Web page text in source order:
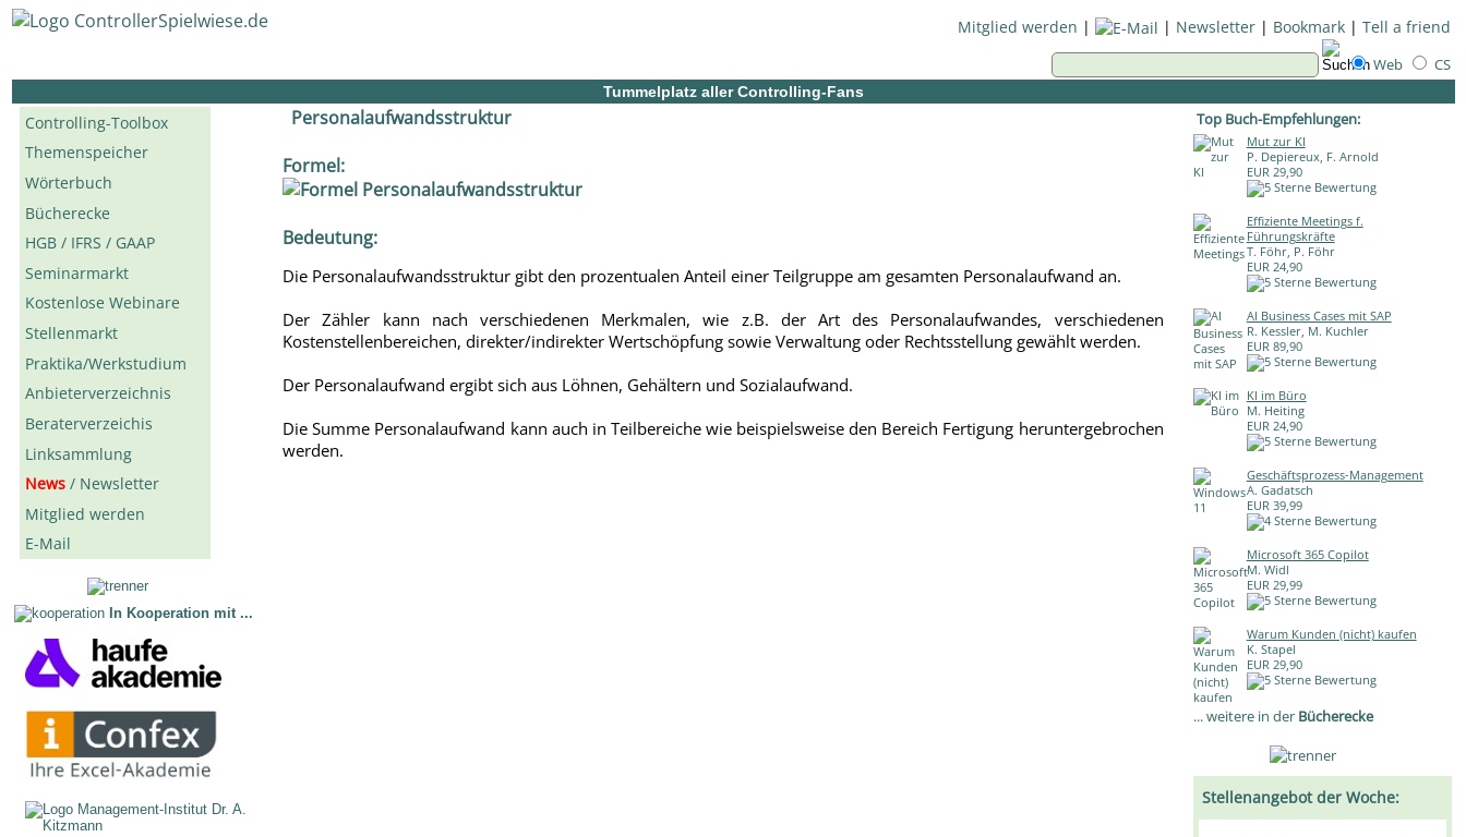
Mitglied werden | | Newsletter| Bookmark | Tell a friend
Web CS
Tummelplatz aller Controlling-Fans
Controlling-Toolbox
Themenspeicher
Wörterbuch
Bücherecke
HGB / IFRS / GAAP
Seminarmarkt
Kostenlose Webinare
Stellenmarkt
Praktika/Werkstudium
Anbieterverzeichnis
Beraterverzeichis
Linksammlung
News / Newsletter
Mitglied werden
E-Mail
In Kooperation mit ...
Personalaufwandsstruktur
Formel:
Bedeutung:
Die Personalaufwandsstruktur gibt den prozentualen Anteil einer Teilgruppe am gesamten Personalaufwand an.
Der Zähler kann nach verschiedenen Merkmalen, wie z.B. der Art des Personalaufwandes, verschiedenen
Kostenstellenbereichen, direkter/indirekter Wertschöpfung sowie Verwaltung oder Rechtsstellung gewählt werden.
Der Personalaufwand ergibt sich aus Löhnen, Gehältern und Sozialaufwand.
Die Summe Personalaufwand kann auch in Teilbereiche wie beispielsweise den Bereich Fertigung heruntergebrochen
werden.
Top Buch-Empfehlungen:
Mut zur KI
P. Depiereux, F. Arnold
EUR 29,90
Effiziente Meetings f.
Führungskräfte
T. Föhr, P. Föhr
EUR 24,90
AI Business Cases mit SAP
R. Kessler, M. Kuchler
EUR 89,90
KI im Büro
M. Heiting
EUR 24,90
Geschäftsprozess-Management
A. Gadatsch
EUR 39,99
Microsoft 365 Copilot
M. Widl
EUR 29,99
Warum Kunden (nicht) kaufen
K. Stapel
EUR 29,90
... weitere in der Bücherecke
Stellenangebot der Woche: